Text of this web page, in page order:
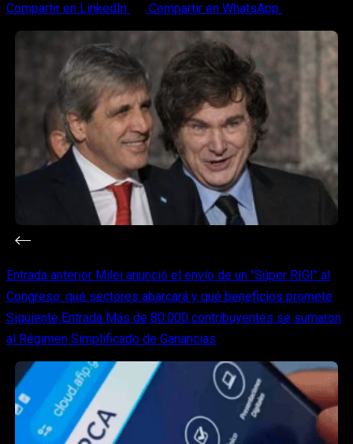
Compartir en LinkedIn
Compartir en WhatsApp
Entrada anterior Milei anunció el envío de un "Súper RIGI" al
Congreso: qué sectores abarcará y qué beneficios promete
Siguiente Entrada Más de 80.000 contribuyentes se sumaron
al Régimen Simplificado de Ganancias